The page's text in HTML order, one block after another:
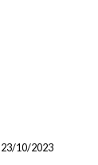
23/10/2023